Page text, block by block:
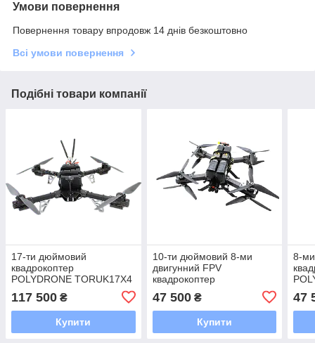
Умови повернення
Повернення товару впродовж 14 днів безкоштовно
Всі умови повернення
Подібні товари компанії
17-ти дюймовий
квадрокоптер
POLYDRONE TORUK17X4
D-BOMBER /// ЦИФРОВИЙ
БОМБЕР на 7-8кг!!!
117 500 ₴
Купити
10-ти дюймовий 8-ми
двигунний FPV
квадрокоптер
TORUK10X8COMPACT -
ДОДАТКОВА
ПОТУЖНІСТЬ В
РОЗМІРАХ 10
47 500₴
Купити
8-
47